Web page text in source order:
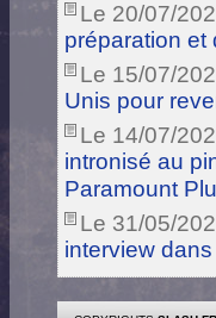
Le 20/07/
préparation et
Le 15/07/
Unis pour
Le 14/07/
intronisé au
Paramount
Le 31/05/
interview